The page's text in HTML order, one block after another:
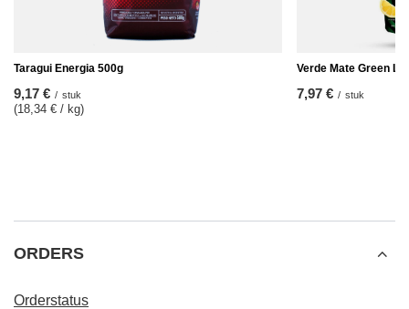
Taragui Energia 500g
9,17 € / stuk
(18,34 € / kg)
Verde Mate Green
7,97 € / stuk
ORDERS
Orderstatus